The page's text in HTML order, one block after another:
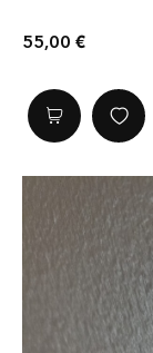
55,00 €